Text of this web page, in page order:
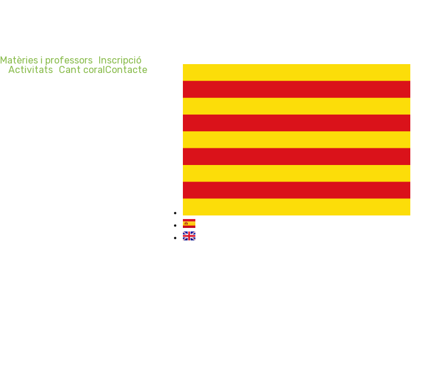
Matèries i professors Inscripció
Activitats Cant coralContacte